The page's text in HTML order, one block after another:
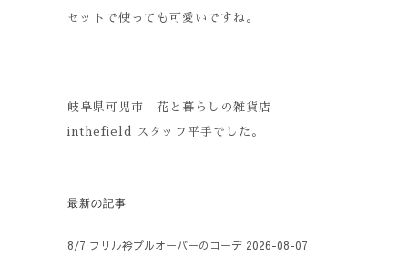
セットで使っても可愛いですね。
岐阜県可児市 花と暮らしの雑貨店
inthefield スタッフ平手でした。
最新の記事
8/7 フリル衿プルオーバーのコーデ 2026-08-07